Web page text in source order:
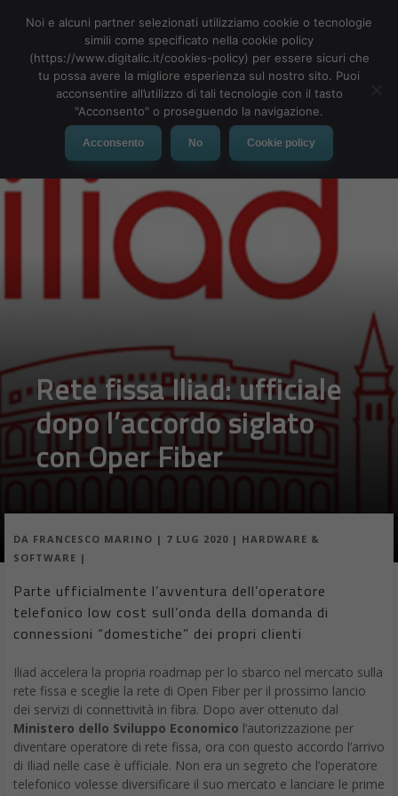
MENU
Rete fissa Iliad: ufficiale
dopo l’accordo siglato
con Oper Fiber
DA FRANCESCO MARINO | 7 LUG 2020 | HARDWARE &
SOFTWARE |
Parte ufficialmente l’avventura dell’operatore
telefonico low cost sull’onda della domanda di
connessioni “domestiche” dei propri clienti
Iliad accelera la propria roadmap per lo sbarco nel mercato sulla
rete fissa e sceglie la rete di Open Fiber per il prossimo lancio
dei servizi di connettività in fibra. Dopo aver ottenuto dal
Ministero dello Sviluppo Economico l’autorizzazione per
diventare operatore di rete fissa, ora con questo accordo l’arrivo
di Iliad nelle case è ufficiale. Non era un segreto che l’operatore
telefonico volesse diversificare il suo mercato e lanciare le prime
Noi e alcuni partner selezionati utilizziamo cookie o tecnologie
simili come specificato nella cookie policy
(https://www.digitalic.it/cookies-policy) per essere sicuri che
tu possa avere la migliore esperienza sul nostro sito. Puoi
acconsentire all’utilizzo di tali tecnologie con il tasto
"Acconsento" o proseguendo la navigazione.
Acconsento No Cookie policy